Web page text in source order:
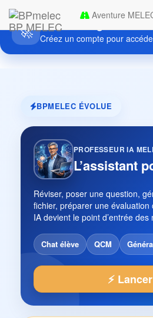
BP MELEC
Aventure
🚀 Découvrez
Créez un compte pour
BPMELEC ÉVOLUE
PROFESSEUR IA
L’assistant
Réviser, poser une question,
fichier, préparer une
IA devient le point d’entrée
Chat élève QCM
⚡